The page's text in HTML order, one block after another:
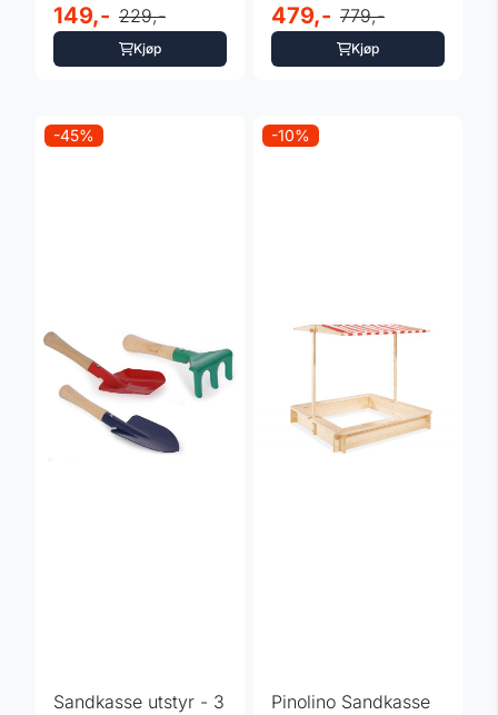
149,- 229,-
Kjøp
479,- 779,-
Kjøp
-45%
Sandkasse utstyr - 3
-10%
Pinolino Sandkasse